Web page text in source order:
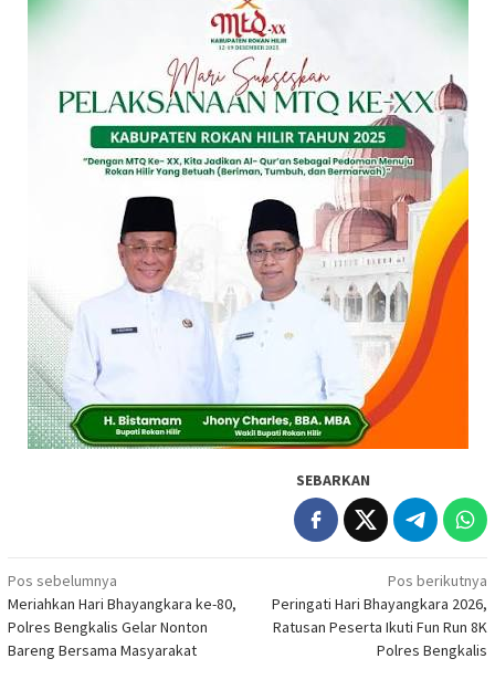
SEBARKAN
Navigasi
pos
Pos sebelumnya
Meriahkan Hari Bhayangkara ke-80,
Polres Bengkalis Gelar Nonton
Bareng Bersama Masyarakat
Pos berikutnya
Peringati Hari Bhayangkara 2026,
Ratusan Peserta Ikuti Fun Run 8K
Polres Bengkalis